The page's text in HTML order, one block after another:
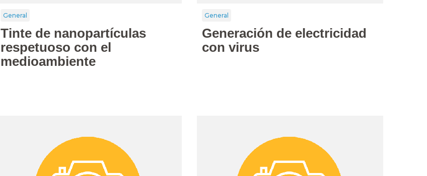
General
Tinte de nanopartículas
respetuoso con el
medioambiente
General
Generación de electricidad
con virus